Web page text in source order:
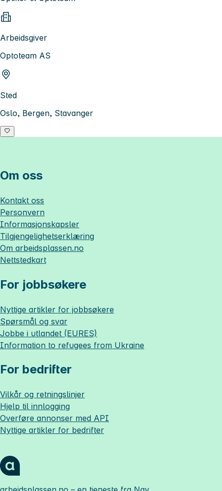
Arbeidsgiver
Optoteam AS
Sted
Oslo, Bergen, Stavanger
Om oss
Kontakt oss
Personvern
Informasjonskapsler
Tilgjengelighetserklæring
Om arbeidsplassen.no
Nettstedkart
For jobbsøkere
Nyttige artikler for jobbsøkere
Spørsmål og svar
Jobbe i utlandet (EURES)
Information to refugees from Ukraine
For bedrifter
Vilkår og retningslinjer
Hjelp til innlogging
Overføre annonser med API
Nyttige artikler for bedrifter